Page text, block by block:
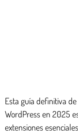
Esta guía definitiva
WordPress en 2025
extensiones